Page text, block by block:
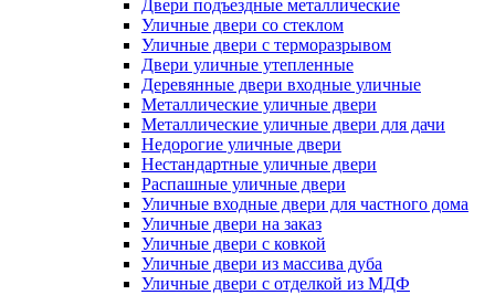
Двери подъездные металлические
Уличные двери со стеклом
Уличные двери с терморазрывом
Двери уличные утепленные
Деревянные двери входные уличные
Металлические уличные двери
Металлические уличные двери для дачи
Недорогие уличные двери
Нестандартные уличные двери
Распашные уличные двери
Уличные входные двери для частного дома
Уличные двери на заказ
Уличные двери с ковкой
Уличные двери из массива дуба
Уличные двери с отделкой из МДФ